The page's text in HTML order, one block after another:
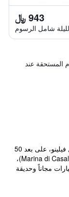
943 ﷼
شامل الرسوم
المستحقة عند
يقع مكان إقامة "Donnarumma Hotel" في كاسال فيلينو، على بعد 50
م من شاطئ مارينا دي كاسالفيلينو (Marina di Casalvelino Beach)،
مجاناً وحديقة